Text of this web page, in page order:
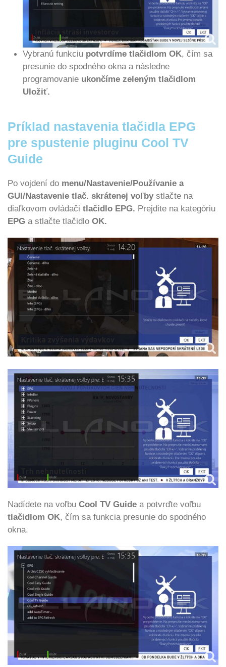
Vybranú funkciu potvrdíme tlačidlom OK, čím sa
presunie do spodného okna a následne
programovanie ukončíme zeleným tlačidlom
Uložiť.
Príklad nastavenia tlačidla EPG
pre spustenie pluginu Cool TV
Guide
Po vojdení do menu/Nastavenie/Používanie a
GUI/Nastavenie tlač. skrátenej voľbystlačte na
diaľkovom ovládači tlačidlo EPG. Prejdite na kategóriu
EPG a stlačte tlačidlo OK.
Nadídete na voľbu Cool TV Guide a potvrďte voľbu
tlačidlom OK, čím sa funkcia presunie do spodného
okna.